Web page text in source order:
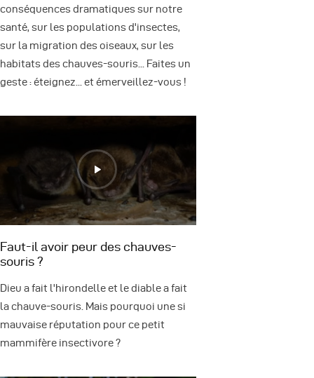
conséquences dramatiques sur notre
santé, sur les populations d'insectes,
sur la migration des oiseaux, sur les
habitats des chauves-souris... Faites un
geste : éteignez... et émerveillez-vous !
Faut-il avoir peur des chauves-
souris ?
Dieu a fait l'hirondelle et le diable a fait
la chauve-souris. Mais pourquoi une si
mauvaise réputation pour ce petit
mammifère insectivore ?